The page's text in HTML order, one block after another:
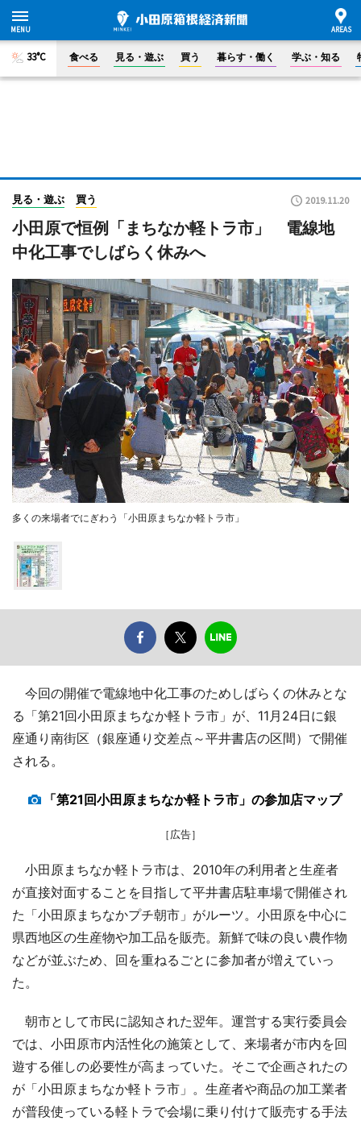
33°C 食べる 見る・遊ぶ 買う 暮らす・働く 学ぶ・知る
見る・遊ぶ 買う 2019.11.20
小田原で恒例「まちなか軽トラ市」 電線地
中化工事でしばらく休みへ
多くの来場者でにぎわう「小田原まちなか軽トラ市」
今回の開催で電線地中化工事のためしばらくの休みとな
る「第21回小田原まちなか軽トラ市」が、11月24日に銀
座通り南街区（銀座通り交差点～平井書店の区間）で開催
される。
「第21回小田原まちなか軽トラ市」の参加店マップ
［広告］
小田原まちなか軽トラ市は、2010年の利用者と生産者
が直接対面することを目指して平井書店駐車場で開催され
た「小田原まちなかプチ朝市」がルーツ。小田原を中心に
県西地区の生産物や加工品を販売。新鮮で味の良い農作物
などが並ぶため、回を重ねるごとに参加者が増えていっ
た。
朝市として市民に認知された翌年。運営する実行委員会
では、小田原市内活性化の施策として、来場者が市内を回
遊する催しの必要性が高まっていた。そこで企画されたの
が「小田原まちなか軽トラ市」。生産者や商品の加工業者
が普段使っている軽トラで会場に乗り付けて販売する手法